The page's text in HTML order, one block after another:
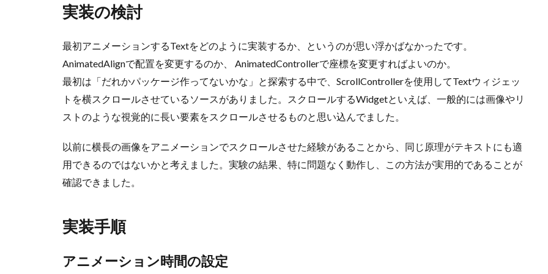
実装の検討
最初アニメーションするTextをどのように実装するか、というのが思い浮かばなかったです。
AnimatedAlignで配置を変更するのか、 AnimatedControllerで座標を変更すればよいのか。
最初は「だれかパッケージ作ってないかな」と探索する中で、ScrollControllerを使用してTextウィジェッ
トを横スクロールさせているソースがありました。スクロールするWidgetといえば、一般的には画像やリ
ストのような視覚的に長い要素をスクロールさせるものと思い込んでました。
以前に横長の画像をアニメーションでスクロールさせた経験があることから、同じ原理がテキストにも適
用できるのではないかと考えました。実験の結果、特に問題なく動作し、この方法が実用的であることが
確認できました。
実装手順
アニメーション時間の設定